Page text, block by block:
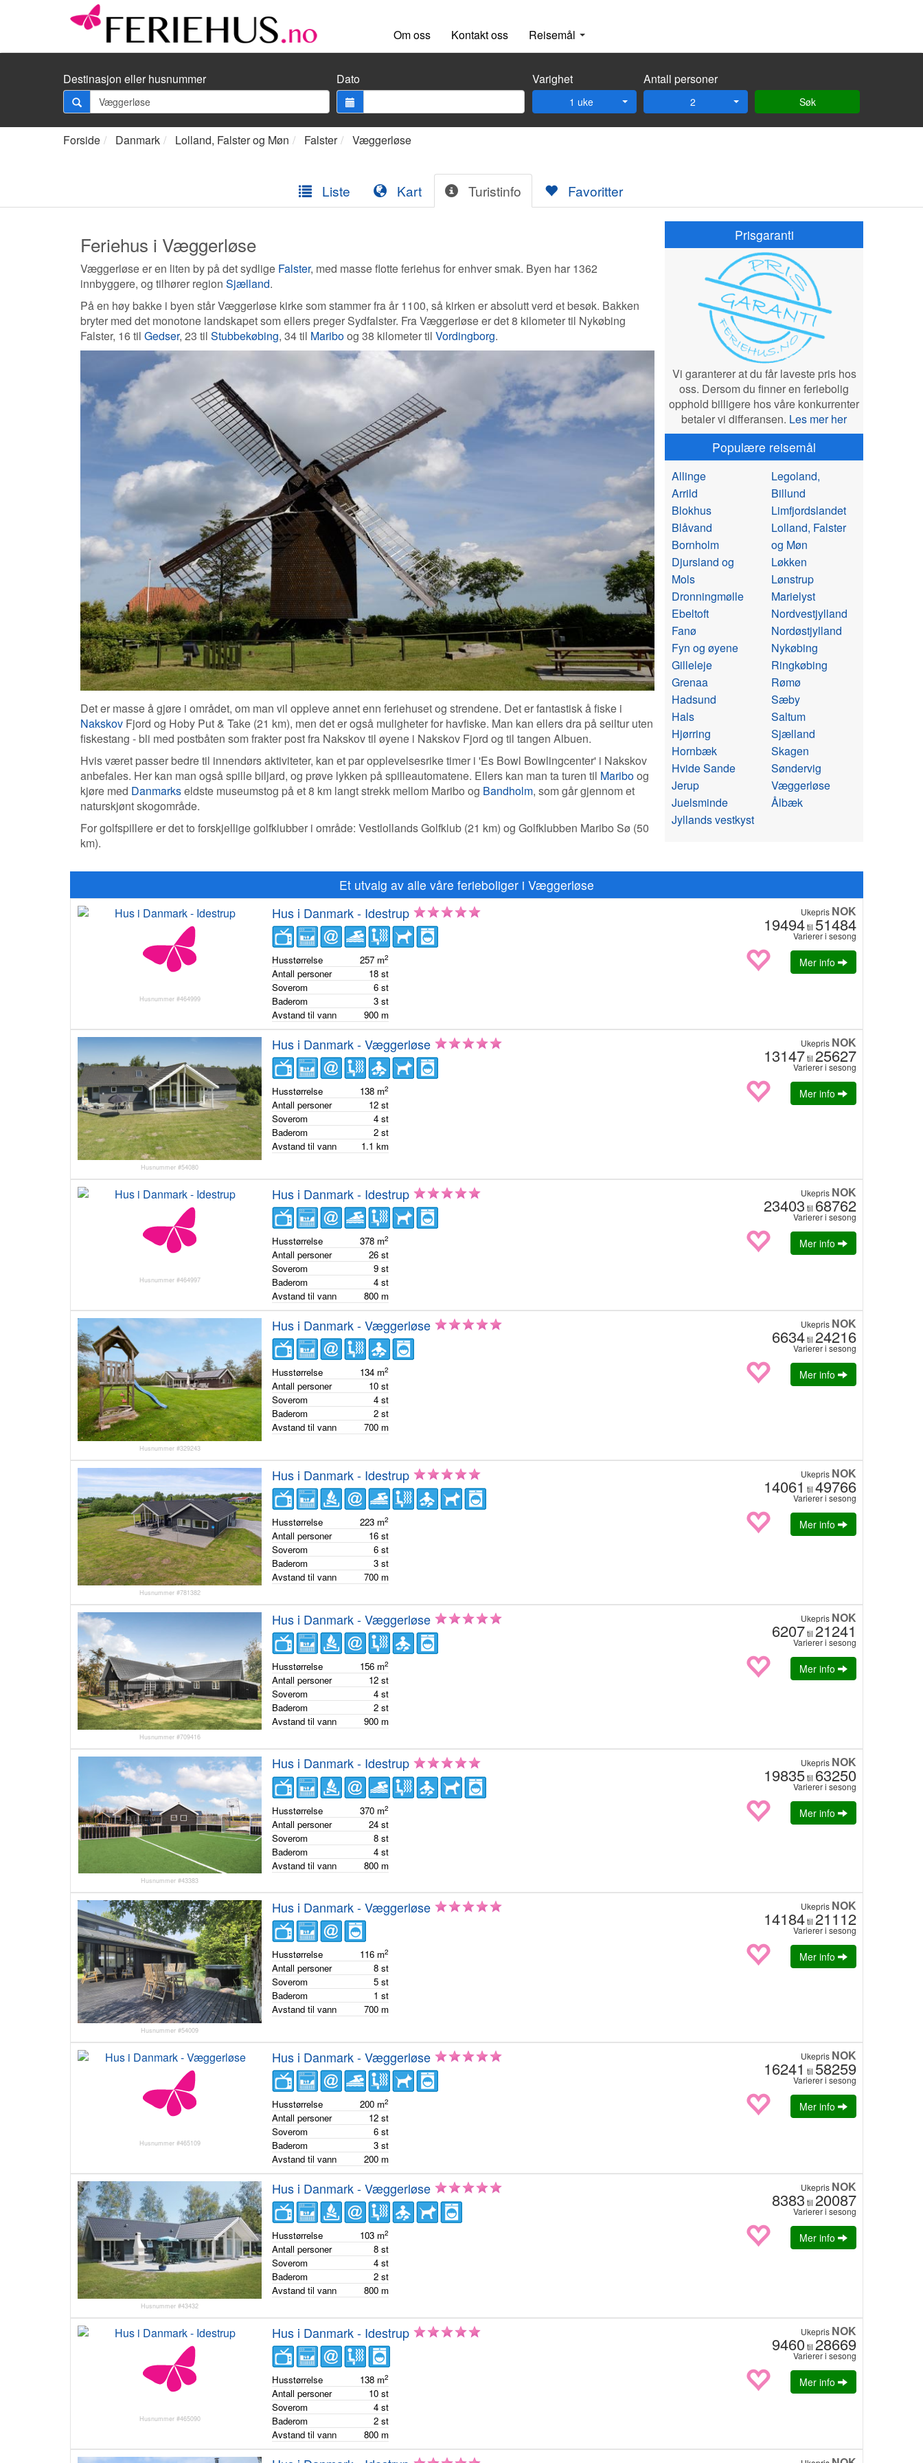
Om oss Kontakt oss Reisemål
Destinasjon eller husnummer Dato Varighet
1 uke
Antall personer
2 Søk
Forside Danmark Lolland, Falster og Møn Falster Væggerløse
Liste Kart Turistinfo Favoritter
Feriehus i Væggerløse
Væggerløse er en liten by på det sydlige Falster, med masse flotte feriehus for enhver smak. Byen har 1362
innbyggere, og tilhører region Sjælland.
På en høy bakke i byen står Væggerløse kirke som stammer fra år 1100, så kirken er absolutt verd et besøk. Bakken
bryter med det monotone landskapet som ellers preger Sydfalster. Fra Væggerløse er det 8 kilometer til Nykøbing
Falster, 16 til Gedser, 23 til Stubbekøbing, 34 til Mariboog 38 kilometer til Vordingborg.
Det er masse å gjøre i området, om man vil oppleve annet enn feriehuset og strendene. Det er fantastisk å fiske i
Nakskov Fjord og Hoby Put & Take (21 km), men det er også muligheter for havfiske. Man kan ellers dra på seiltur uten
fiskestang - bli med postbåten som frakter post fra Nakskov til øyene i Nakskov Fjord og til tangen Albuen.
Hvis været passer bedre til innendørs aktiviteter, kan et par opplevelsesrike timer i 'Es Bowl Bowlingcenter' i Nakskov
anbefales. Her kan man også spille biljard, og prøve lykken på spilleautomatene. Ellers kan man ta turen til Mariboog
kjøre med Danmarkseldste museumstog på et 8 km langt strekk mellom Maribo og Bandholm, som går gjennom et
naturskjønt skogområde.
For golfspillere er det to forskjellige golfklubber i område: Vestlollands Golfklub (21 km) og Golfklubben Maribo Sø (50
km).
Prisgaranti
Vi garanterer at du får laveste pris hos
oss. Dersom du finner en feriebolig
opphold billigere hos våre konkurrenter
betaler vi differansen. Les mer her
Populære reisemål
Allinge
Arrild
Blokhus
Blåvand
Bornholm
Djursland og
Mols
Dronningmølle
Ebeltoft
Fanø
Fyn og øyene
Gilleleje
Grenaa
Hadsund
Hals
Hjørring
Hornbæk
Hvide Sande
Jerup
Juelsminde
Jyllands vestkyst
Legoland,
Billund
Limfjordslandet
Lolland, Falster
og Møn
Løkken
Lønstrup
Marielyst
Nordvestjylland
Nordøstjylland
Nykøbing
Ringkøbing
Rømø
Sæby
Saltum
Sjælland
Skagen
Søndervig
Væggerløse
Ålbæk
Et utvalg av alle våre ferieboliger i Væggerløse
Husnummer #464999
Hus i Danmark - Idestrup
Husstørrelse 257 m2
Antall personer 18st
Soverom
6st
Baderom
3st
Avstand til vann
900 m
Ukepris NOK
19494til 51484
Varierer i sesong
Mer info
Husnummer #54080
Hus i Danmark - Væggerløse
Husstørrelse 138 m2
Antall personer 12st
Soverom
4st
Baderom
2st
Avstand til vann
1.1km
Ukepris NOK
13147til 25627
Varierer i sesong
Mer info
Husnummer #464997
Hus i Danmark - Idestrup
Husstørrelse 378 m2
Antall personer 26st
Soverom
9st
Baderom
4st
Avstand til vann
800 m
Ukepris NOK
23403 til 68762
Varierer i sesong
Mer info
Husnummer #329243
Hus i Danmark - Væggerløse
Husstørrelse 134 m2
Antall personer 10st
Soverom
4st
Baderom
2st
Avstand til vann
700 m
Ukepris NOK
6634til 24216
Varierer i sesong
Mer info
Husnummer #781382
Hus i Danmark - Idestrup
Husstørrelse 223 m2
Antall personer 16st
Soverom
6st
Baderom
3st
Avstand til vann
700 m
Ukepris NOK
14061 til 49766
Varierer i sesong
Mer info
Husnummer #709416
Hus i Danmark - Væggerløse
Husstørrelse 156 m2
Antall personer 12st
Soverom
4st
Baderom
2st
Avstand til vann
900 m
Ukepris NOK
6207til 21241
Varierer i sesong
Mer info
Husnummer #43383
Hus i Danmark - Idestrup
Husstørrelse 370 m2
Antall personer 24st
Soverom
8st
Baderom
4st
Avstand til vann
800 m
Ukepris NOK
19835til 63250
Varierer i sesong
Mer info
Husnummer #54009
Hus i Danmark - Væggerløse
Husstørrelse 116 m2
Antall personer 8st
Soverom
5st
Baderom
1st
Avstand til vann
700 m
Ukepris NOK
14184til 21112
Varierer i sesong
Mer info
Husnummer #465109
Hus i Danmark - Væggerløse
Husstørrelse 200 m2
Antall personer 12st
Soverom
6st
Baderom
3st
Avstand til vann
200 m
Ukepris NOK
16241 til 58259
Varierer i sesong
Mer info
Husnummer #43432
Hus i Danmark - Væggerløse
Husstørrelse 103 m2
Antall personer 8st
Soverom
4st
Baderom
2st
Avstand til vann
800 m
Ukepris NOK
8383 til 20087
Varierer i sesong
Mer info
Husnummer #465090
Hus i Danmark - Idestrup
Husstørrelse 138 m2
Antall personer 10st
Soverom
4st
Baderom
2st
Avstand til vann
800 m
Ukepris NOK
9460 til 28669
Varierer i sesong
Mer info